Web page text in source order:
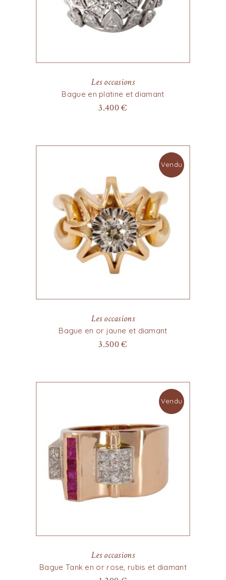
Les occasions
Bague en platine et diamant
3.400€
Vendu
Les occasions
Bague en or jaune et diamant
3.500€
Vendu
Les occasions
Bague Tank en or rose, rubis et diamant